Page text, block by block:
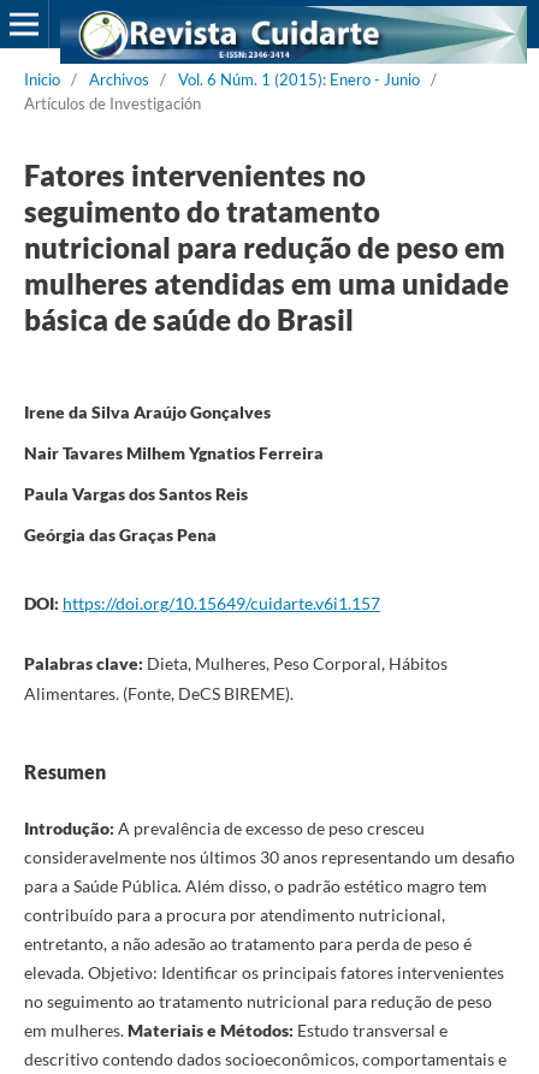
Inicio / Archivos / Vol. 6 Núm. 1 (2015): Enero - Junio /
Artículos de Investigación
Fatores intervenientes no
seguimento do tratamento
nutricional para redução de peso em
mulheres atendidas em uma unidade
básica de saúde do Brasil
Irene da Silva Araújo Gonçalves
Nair Tavares Milhem Ygnatios Ferreira
Paula Vargas dos Santos Reis
Geórgia das Graças Pena
DOI: https://doi.org/10.15649/cuidarte.v6i1.157
Palabras clave: Dieta, Mulheres, Peso Corporal, Hábitos
Alimentares. (Fonte, DeCS BIREME).
Resumen
Introdução: A prevalência de excesso de peso cresceu
consideravelmente nos últimos 30 anos representando um desafio
para a Saúde Pública. Além disso, o padrão estético magro tem
contribuído para a procura por atendimento nutricional,
entretanto, a não adesão ao tratamento para perda de peso é
elevada. Objetivo: Identificar os principais fatores intervenientes
no seguimento ao tratamento nutricional para redução de peso
em mulheres.Materiais e Métodos: Estudo transversal e
descritivo contendo dados socioeconômicos, comportamentais e